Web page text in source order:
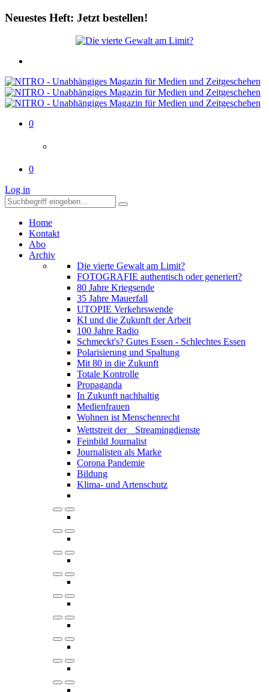
Neuestes Heft: Jetzt bestellen!
0
0
Log in
Home
Kontakt
Abo
Archiv
Die vierte Gewalt am Limit?
FOTOGRAFIE authentisch oder generiert?
80 Jahre Kriegsende
35 Jahre Mauerfall
UTOPIE Verkehrswende
KI und die Zukunft der Arbeit
100 Jahre Radio
Schmeckt's? Gutes Essen - Schlechtes Essen
Polarisierung und Spaltung
Mit 80 in die Zukunft
Totale Kontrolle
Propaganda
In Zukunft nachhaltig
Medienfrauen
Wohnen ist Menschenrecht
Wettstreit der Streamingdienste
Feinbild Journalist
Journalisten als Marke
Corona Pandemie
Bildung
Klima- und Artenschutz